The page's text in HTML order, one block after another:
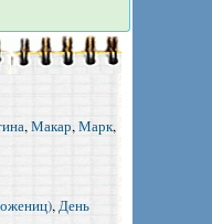
,Макар,Марк,
,День